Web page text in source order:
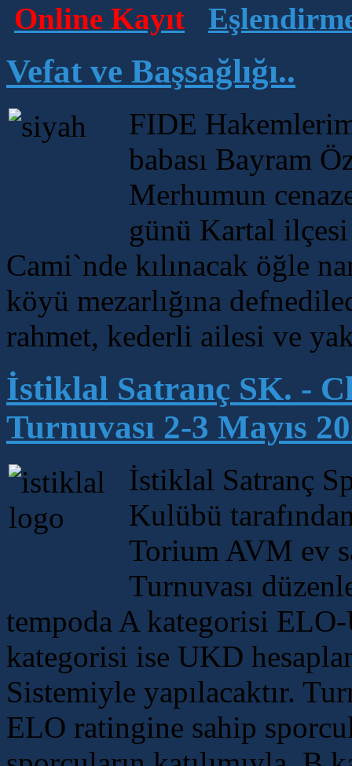
Online Kayıt
Vefat ve Başsağlığı..
FIDE
babası Bayram
Merhumun
günü Kartal
Cami`nde kılınacak öğle
köyü mezarlığına
rahmet, kederli ailesi ve
İstiklal Satranç SK. -
Turnuvası 2-3 Mayıs
İstiklal Satranç
Kulübü
Torium AVM ev
Turnuvası
tempoda A kategorisi
kategorisi ise UKD
Sistemiyle yapılacaktır.
ELO ratingine sahip